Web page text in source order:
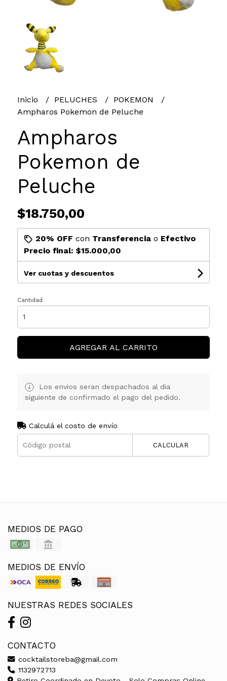
Inicio PELUCHES
POKEMON
Ampharos Pokemon de Peluche
Ampharos
Pokemon de
Peluche
$18.750,00
20% OFF con Transferenciao Efectivo
Precio final: $15.000,00
Ver cuotas y descuentos
Cantidad
AGREGAR AL CARRITO
Los envios seran despachados al dia
siguiente de confirmado el pago del pedido.
Calculá el costo de envío
CALCULAR
MEDIOS DE PAGO
MEDIOS DE ENVÍO
NUESTRAS REDES SOCIALES
CONTACTO
cocktailstoreba@gmail.com
1132972713